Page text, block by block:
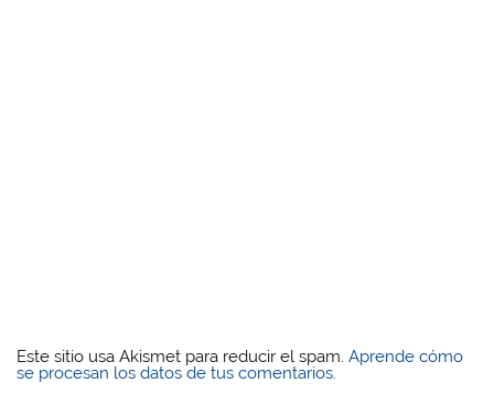
Este sitio usa Akismet para reducir el spam.Aprende cómo
se procesan los datos de tus comentarios.